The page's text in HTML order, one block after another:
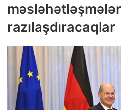
razılaşdıracaqlar